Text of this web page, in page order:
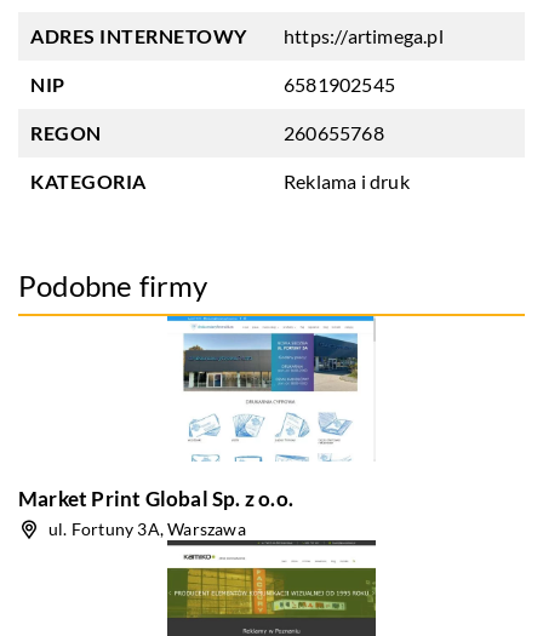
ADRES INTERNETOWY https://artimega.pl
NIP 6581902545
REGON 260655768
KATEGORIA Reklama i druk
Podobne firmy
Market Print Global Sp. z o.o.
ul. Fortuny 3A, Warszawa